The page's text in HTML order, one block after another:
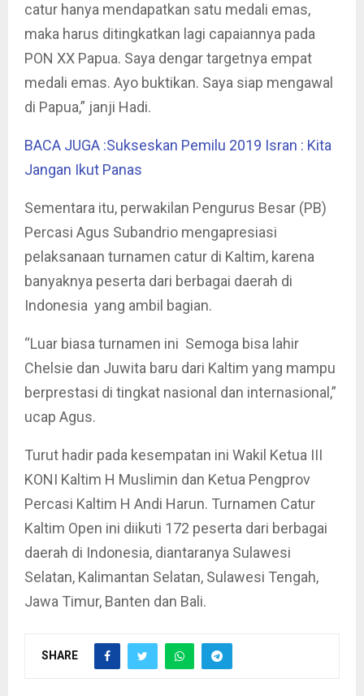
catur hanya mendapatkan satu medali emas,
maka harus ditingkatkan lagi capaiannya pada
PON XX Papua. Saya dengar targetnya empat
medali emas. Ayo buktikan. Saya siap mengawal
di Papua,” janji Hadi.
BACA JUGA :Sukseskan Pemilu 2019 Isran : Kita
Jangan Ikut Panas
Sementara itu, perwakilan Pengurus Besar (PB)
Percasi Agus Subandrio mengapresiasi
pelaksanaan turnamen catur di Kaltim, karena
banyaknya peserta dari berbagai daerah di
Indonesia yang ambil bagian.
“Luar biasa turnamen ini Semoga bisa lahir
Chelsie dan Juwita baru dari Kaltim yang mampu
berprestasi di tingkat nasional dan internasional,”
ucap Agus.
Turut hadir pada kesempatan ini Wakil Ketua III
KONI Kaltim H Muslimin dan Ketua Pengprov
Percasi Kaltim H Andi Harun. Turnamen Catur
Kaltim Open ini diikuti 172 peserta dari berbagai
daerah di Indonesia, diantaranya Sulawesi
Selatan, Kalimantan Selatan, Sulawesi Tengah,
Jawa Timur, Banten dan Bali.
SHARE